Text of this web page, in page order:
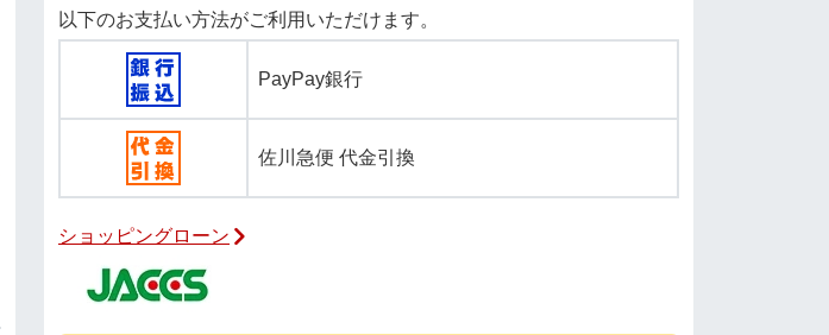
以下のお支払い方法がご利用いただけます。
PayPay銀行
佐川急便 代金引換
ショッピングローン